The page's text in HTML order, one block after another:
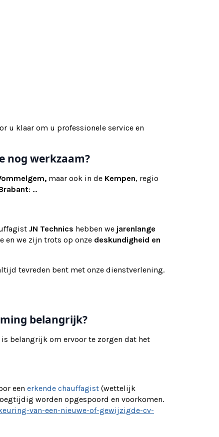
u klaar om u professionele service en
nog werkzaam?
maar ook in de Kempen, regio
: ...
JN Technics hebben we jarenlange
en we zijn trots op onze deskundigheid en
tevreden bent met onze dienstverlening.
belangrijk?
belangrijk om ervoor te zorgen dat het
een erkende chauffagist (wettelijk
worden opgespoord en voorkomen.
van-een-nieuwe-of-gewijzigde-cv-